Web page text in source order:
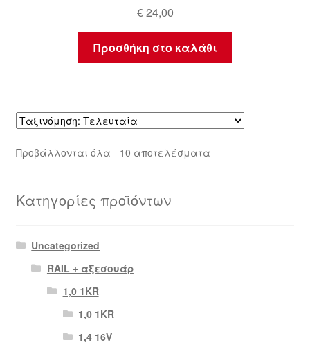
€24,00
Προσθήκη στο καλάθι
Προβάλλονται όλα - 10 αποτελέσματαSorted
Κατηγορίες προϊόντων
Uncategorized
RAIL + αξεσουάρ
1,0 1KR
1,0 1KR
1,4 16V